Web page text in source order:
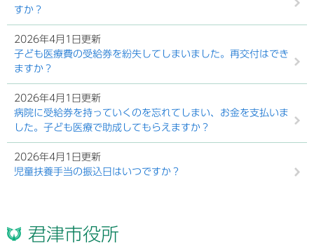
すか？
2026年4月1日更新
子ども医療費の受給券を紛失してしまいました。再交付はでき
ますか？
2026年4月1日更新
病院に受給券を持っていくのを忘れてしまい、お金を支払いま
した。子ども医療で助成してもらえますか？
2026年4月1日更新
児童扶養手当の振込日はいつですか？
君津市役所